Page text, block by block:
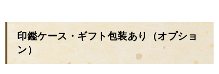
印鑑ケース・ギフト包装あり（オプショ
ン）